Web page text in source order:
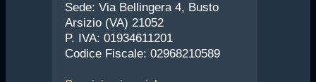
Sede: Via Bellingera 4, Busto
Arsizio (VA) 21052
P. IVA: 01934611201
Codice Fiscale: 02968210589